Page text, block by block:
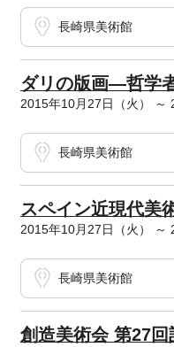
長崎県美術館
ダリの版画―哲学
2015年10月27日（火） ～
長崎県美術館
スペイン近現代美
2015年10月27日（火） ～
長崎県美術館
創造美術会 第27